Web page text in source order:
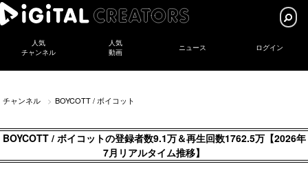
人気
チャンネル
人気
動画
ニュース ログイン
チャンネル BOYCOTT / ボイコット
BOYCOTT / ボイコットの登録者数9.1万＆再生回数1762.5万【2026年
7月リアルタイム推移】